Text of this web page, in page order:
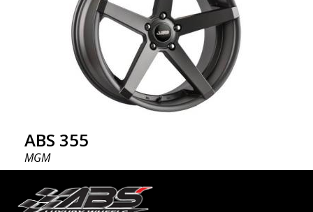
ABS 355
MGM
18"|19"|20"